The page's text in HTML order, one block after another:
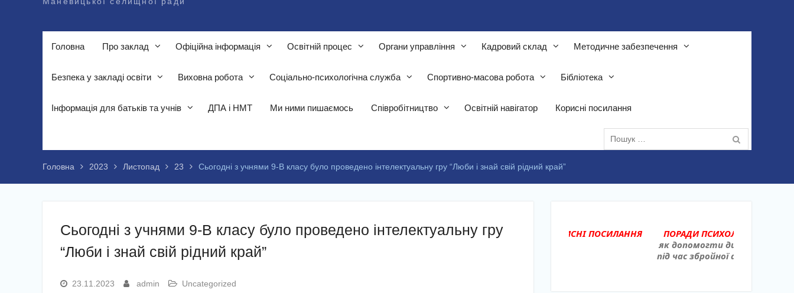
Головна Про заклад Офіційна інформація Освітній процес Органи управління Кадровий склад Методичне забезпечення
Безпека у закладі освіти Виховна робота Соціально-психологічна служба Спортивно-масова робота Бібліотека
Інформація для батьків та учнів ДПА і НМТ Ми ними пишаємось Співробітництво Освітній навігатор Корисні посилання
Пошук:
Головна 2023 Листопад 23 Сьогодні з учнями 9-В класу було проведено інтелектуальну гру “Люби і знай свій рідний край”
Сьогодні з учнями 9-В класу було проведено інтелектуальну гру
“Люби і знай свій рідний край”
23.11.2023 admin Uncategorized
ПОРАДИ ПСИХОЛОГА
НОВИНИ РОЗКЛАД